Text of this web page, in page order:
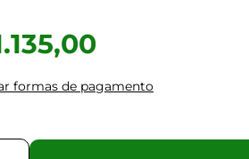
formas de pagamento